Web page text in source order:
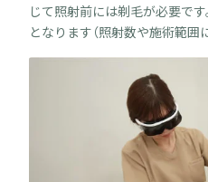
じて照射前には剃毛が必要で
となります（照射数や施術範囲